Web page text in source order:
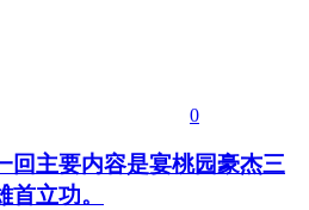
0
回主要内容是宴桃园豪杰三
立功。